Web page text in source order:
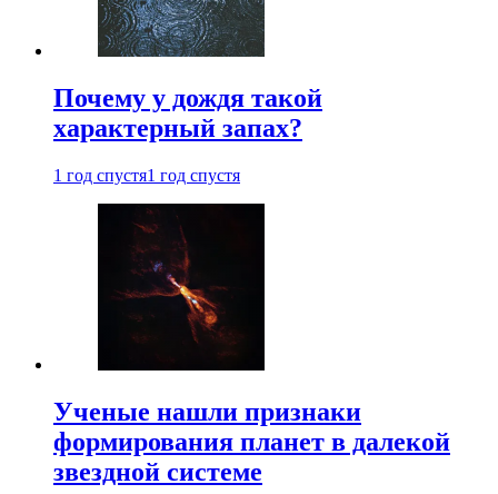
Почему у дождя такой
характерный запах?
1 год спустя1 год спустя
Ученые нашли признаки
формирования планет в далекой
звездной системе